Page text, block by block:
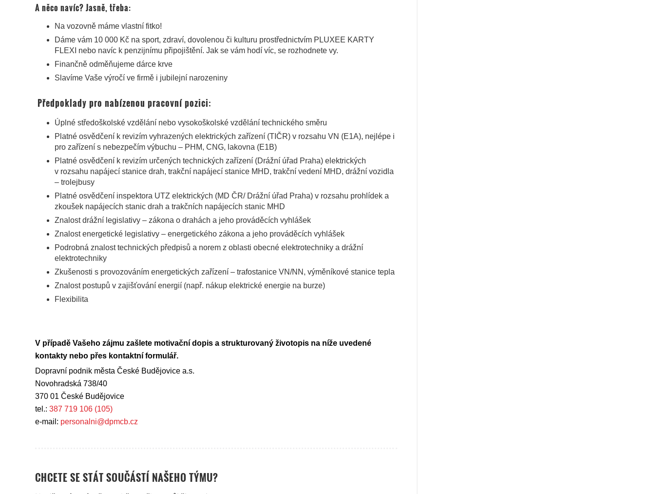
A něco navíc? Jasně, třeba:
Na vozovně máme vlastní fitko!
Dáme vám 10 000 Kč na sport, zdraví, dovolenou či kulturu prostřednictvím PLUXEE KARTY
FLEXI nebo navíc k penzijnímu připojištění. Jak se vám hodí víc, se rozhodnete vy.
Finančně odměňujeme dárce krve
Slavíme Vaše výročí ve firmě i jubilejní narozeniny
Předpoklady pro nabízenou pracovní pozici:
Úplné středoškolské vzdělání nebo vysokoškolské vzdělání technického směru
Platné osvědčení k revizím vyhrazených elektrických zařízení (TIČR) v rozsahu VN (E1A), nejlépe i
pro zařízení s nebezpečím výbuchu – PHM, CNG, lakovna (E1B)
Platné osvědčení k revizím určených technických zařízení (Drážní úřad Praha) elektrických
v rozsahu napájecí stanice drah, trakční napájecí stanice MHD, trakční vedení MHD, drážní vozidla
– trolejbusy
Platné osvědčení inspektora UTZ elektrických (MD ČR/ Drážní úřad Praha) v rozsahu prohlídek a
zkoušek napájecích stanic drah a trakčních napájecích stanic MHD
Znalost drážní legislativy – zákona o drahách a jeho prováděcích vyhlášek
Znalost energetické legislativy – energetického zákona a jeho prováděcích vyhlášek
Podrobná znalost technických předpisů a norem z oblasti obecné elektrotechniky a drážní
elektrotechniky
Zkušenosti s provozováním energetických zařízení – trafostanice VN/NN, výměníkové stanice tepla
Znalost postupů v zajišťování energií (např. nákup elektrické energie na burze)
Flexibilita
V případě Vašeho zájmu zašlete motivační dopis a strukturovaný životopis na níže uvedené
kontakty nebo přes kontaktní formulář.
Dopravní podnik města České Budějovice a.s.
Novohradská 738/40
370 01 České Budějovice
tel.: 387 719 106 (105)
e-mail: personalni@dpmcb.cz
CHCETE SE STÁT SOUČÁSTÍ NAŠEHO TÝMU?